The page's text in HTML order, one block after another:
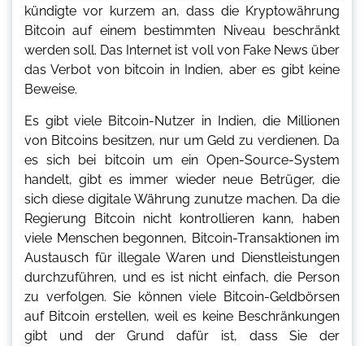
kündigte vor kurzem an, dass die Kryptowährung
Bitcoin auf einem bestimmten Niveau beschränkt
werden soll. Das Internet ist voll von Fake News über
das Verbot von bitcoin in Indien, aber es gibt keine
Beweise.
Es gibt viele Bitcoin-Nutzer in Indien, die Millionen
von Bitcoins besitzen, nur um Geld zu verdienen. Da
es sich bei bitcoin um ein Open-Source-System
handelt, gibt es immer wieder neue Betrüger, die
sich diese digitale Währung zunutze machen. Da die
Regierung Bitcoin nicht kontrollieren kann, haben
viele Menschen begonnen, Bitcoin-Transaktionen im
Austausch für illegale Waren und Dienstleistungen
durchzuführen, und es ist nicht einfach, die Person
zu verfolgen. Sie können viele Bitcoin-Geldbörsen
auf Bitcoin erstellen, weil es keine Beschränkungen
gibt und der Grund dafür ist, dass Sie der